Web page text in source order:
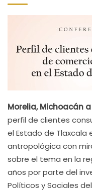
Morelia, Michoacán
perfil de clientes
el Estado de Tlaxcala
antropológica con
sobre el tema en la
años por parte del
Políticos y Sociales